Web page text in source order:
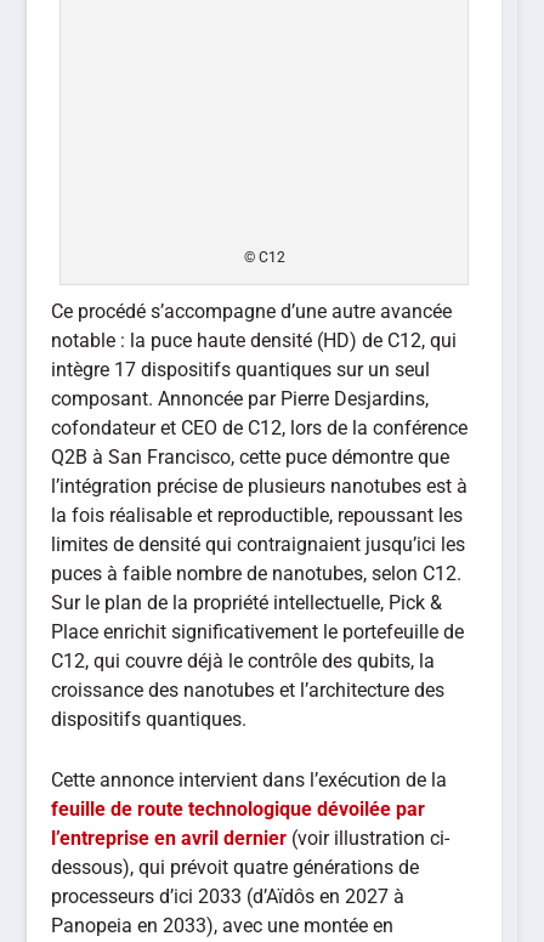
© C12
Ce procédé s’accompagne d’une autre avancée
notable : la puce haute densité (HD) de C12, qui
intègre 17 dispositifs quantiques sur un seul
composant. Annoncée par Pierre Desjardins,
cofondateur et CEO de C12, lors de la conférence
Q2B à San Francisco, cette puce démontre que
l’intégration précise de plusieurs nanotubes est à
la fois réalisable et reproductible, repoussant les
limites de densité qui contraignaient jusqu’ici les
puces à faible nombre de nanotubes, selon C12.
Sur le plan de la propriété intellectuelle, Pick &
Place enrichit significativement le portefeuille de
C12, qui couvre déjà le contrôle des qubits, la
croissance des nanotubes et l’architecture des
dispositifs quantiques.
Cette annonce intervient dans l’exécution de la
feuille de route technologique dévoilée par
l’entreprise en avril dernier (voir illustration ci-
dessous), qui prévoit quatre générations de
processeurs d’ici 2033 (d’Aïdôs en 2027 à
Panopeia en 2033), avec une montée en